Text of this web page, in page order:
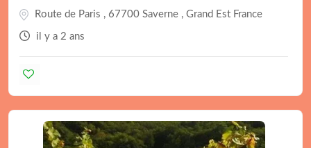
Route de Paris , 67700 Saverne , Grand Est France
il y a 2 ans